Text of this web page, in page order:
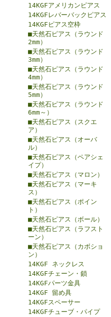
14KGFアメリカンピアス
14KGFレバーバックピアス
14KGFピアス空枠
■天然石ピアス（ラウンド
2mm）
■天然石ピアス（ラウンド
3mm）
■天然石ピアス（ラウンド
4mm）
■天然石ピアス（ラウンド
5mm）
■天然石ピアス（ラウンド
6mm～）
■天然石ピアス（スクエ
ア）
■天然石ピアス（オーバ
ル）
■天然石ピアス（ペアシェ
イプ）
■天然石ピアス（マロン）
■天然石ピアス（マーキ
ス）
■天然石ピアス（ポイン
ト）
■天然石ピアス（ボール）
■天然石ピアス（ラフスト
ーン）
■天然石ピアス（カボショ
ン）
14KGF ネックレス
14KGFチェーン・鎖
14KGFパーツ金具
14KGF 留め具
14KGFスペーサー
14KGFチューブ・パイプ